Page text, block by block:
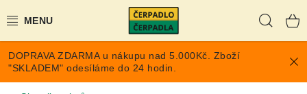
na
AKCE A SLEVY
DOPRAVA ZDARMA u nákupu nad 5.000Kč. Zboží
"SKLADEM" odesíláme do 24 hodin.